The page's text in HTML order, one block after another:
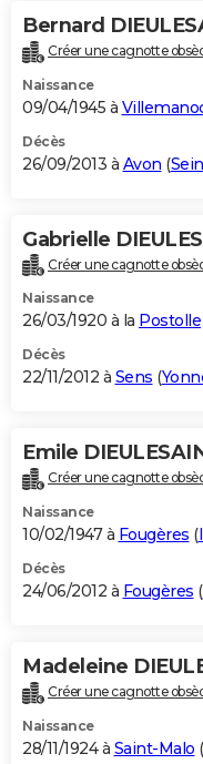
Bernard
Créer une cagnotte
Naissance
09/04/1945 à
Décès
26/09/2013 à Avon (
Gabrielle
Créer une cagnotte
Naissance
26/03/1920 à la Postolle
Décès
22/11/2012 à Sens (
Emile
Créer une cagnotte
Naissance
10/02/1947 à Fougères (
Décès
24/06/2012 à Fougères (
Madeleine
Créer une cagnotte
Naissance
28/11/1924 à Saint-Malo (